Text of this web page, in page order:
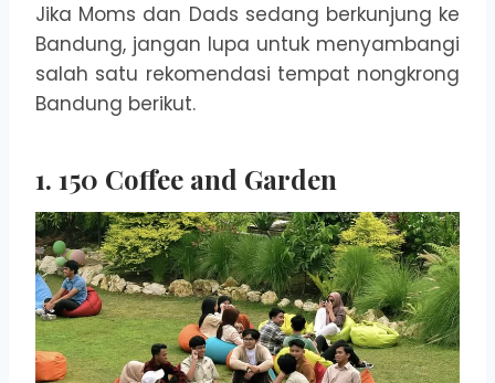
Jika Moms dan Dads sedang berkunjung ke
Bandung, jangan lupa untuk menyambangi
salah satu rekomendasi tempat nongkrong
Bandung berikut.
1. 150 Coffee and Garden